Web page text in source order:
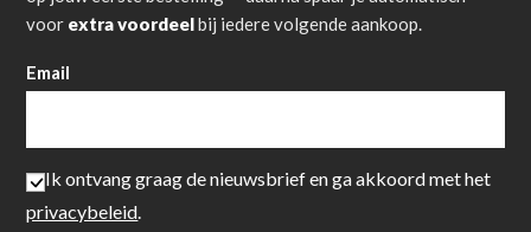
voor extra voordeelbij iedere volgende aankoop.
Email
Ik ontvang graag de nieuwsbrief en ga akkoord met het
privacybeleid